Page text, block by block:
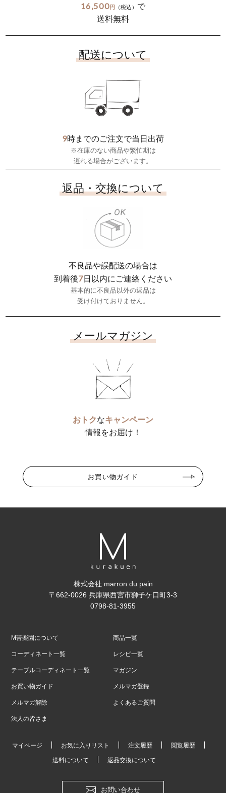
16,500円 （税込） で
送料無料
配送について
9時までのご注文で当日出荷
※在庫のない商品や繁忙期は
遅れる場合がございます。
返品・交換について
不良品や誤配送の場合は
到着後7日以内にご連絡ください
基本的に不良品以外の返品は
受け付けておりません。
メールマガジン
おトクなキャンペーン
情報をお届け！
お買い物ガイド
株式会社 marron du pain
〒662-0026 兵庫県西宮市獅子ケ口町3-3
0798-81-3955
M苦楽園について 商品一覧
コーディネート一覧 レシピ一覧
テーブルコーディネート一覧 マガジン
お買い物ガイド メルマガ登録
メルマガ解除 よくあるご質問
法人の皆さま
マイページ お気に入りリスト 注文履歴 閲覧履歴
送料について 返品交換について
お問い合わせ